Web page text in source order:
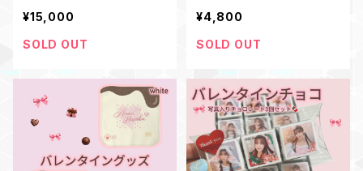
個＋ミニタオル＋巾着
¥15,000
SOLD OUT
りチョコレート3個セット＋
選べるカラー巾着
¥4,800
SOLD OUT